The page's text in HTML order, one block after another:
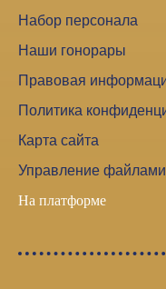
Набор персонала
Наши гонорары
Правовая
Политика
Карта сайта
Управление
На платформе